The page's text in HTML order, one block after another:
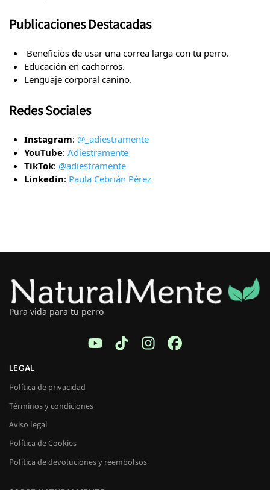
Publicaciones Destacadas
⁠ ⁠Beneficios de usar una correa larga con tu perro.
Educación en cachorros.
Lenguaje corporal canino.
Redes Sociales
Instagram: @_adiestramente
YouTube: Adiestramente
TikTok: @adiestramente
Linkedin: Paula Cebrián Pérez
Pura vida para tu perro
LEGAL
Política de privacidad
Términos y condiciones
Aviso legal
Política de Cookies
Política de devoluciones y reembolsos